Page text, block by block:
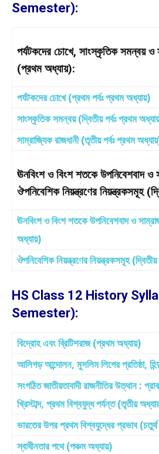
Semester):
পর্যটকদের চোখে, সাংস্কৃতিক সমন্বয় ও
(প্রথম অধ্যায়):
পর্যটকদের চোখে (প্রথম পর্বঃ প্রথম অধ্যায়)
সাংস্কৃতিক সমন্বয় (দ্বিতীয় পর্বঃ প্রথম
সাম্রাজ্যিক রাজধানী (তৃতীয় পর্বঃ প্রথম অধ্যায়
ঊনবিংশ ও বিংশ শতকে উপনিবেশবাদ ও
ঔপনিবেশিক নিয়ন্ত্রণের নিয়ন্ত্রকসমূহ
ঊনবিংশ ও বিংশ শতকে উপনিবেশবাদ ও
অধ্যায়)
ঔপনিবেশিক নিয়ন্ত্রণের নিয়ন্ত্রকসমূহ (দ্বিতীয়
HS Class 12 History
Semester):
বিদ্রোহ এবং ব্রিটিশরাজ (প্রথম অধ্যায়)
আলিগড় আন্দোলন, মুসলিম লিগের প্রতিষ্ঠা,
সংগঠিত জাতীয়তাবাদী রাজনীতির উত্থান :
খ্রিস্টাব্দ, প্রথম বিশ্বযুদ্ধ পর্যন্ত (তৃতীয়
ভারতের উপর প্রথম বিশ্বযুদ্ধের প্রভাব
স্বাধীনতার পথে (পঞ্চম অধ্যায়)